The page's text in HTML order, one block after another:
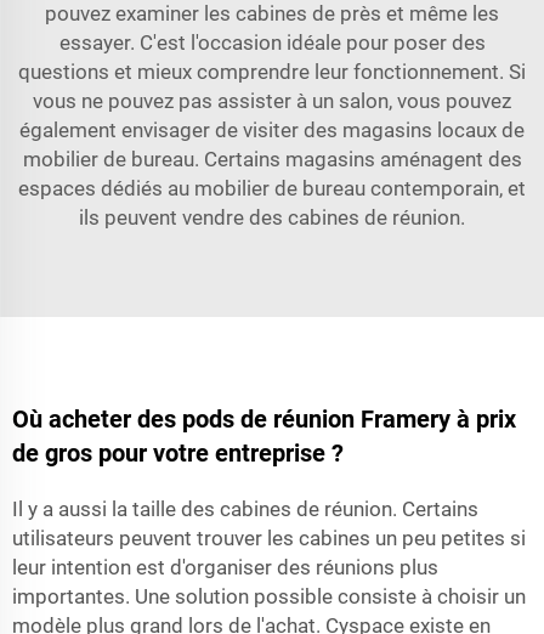
pouvez examiner les cabines de près et même les
essayer. C'est l'occasion idéale pour poser des
questions et mieux comprendre leur fonctionnement. Si
vous ne pouvez pas assister à un salon, vous pouvez
également envisager de visiter des magasins locaux de
mobilier de bureau. Certains magasins aménagent des
espaces dédiés au mobilier de bureau contemporain, et
ils peuvent vendre des cabines de réunion.
Où acheter des pods de réunion Framery à prix
de gros pour votre entreprise ?
Il y a aussi la taille des cabines de réunion. Certains
utilisateurs peuvent trouver les cabines un peu petites si
leur intention est d'organiser des réunions plus
importantes. Une solution possible consiste à choisir un
modèle plus grand lors de l'achat. Cyspace existe en